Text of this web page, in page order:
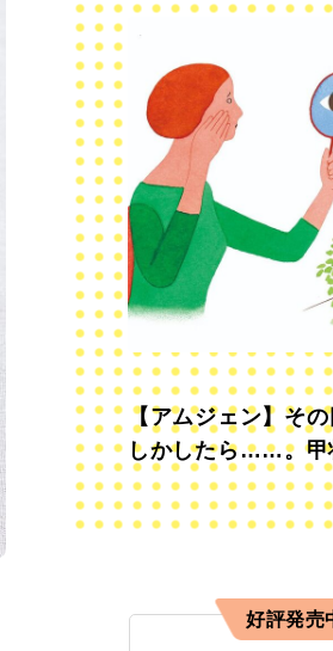
【アムジェン】そ
しかしたら……。甲
っていますか？
好評発売